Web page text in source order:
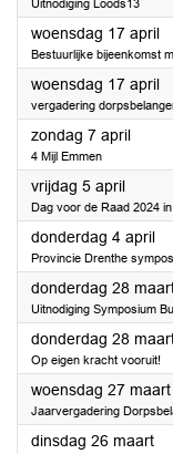
Uitnodiging Loods13
woensdag 17 april
Bestuurlijke bijeenkomst
woensdag 17 april
vergadering
zondag 7 april2024
4 Mijl Emmen
vrijdag 5 april2024
Dag voor de Raad 2024
donderdag 4 april
Provincie Drenthe
donderdag 28
Uitnodiging Symposium
donderdag 28
Op eigen kracht vooruit!
woensdag 27 maart
Jaarvergadering
dinsdag 26 maart